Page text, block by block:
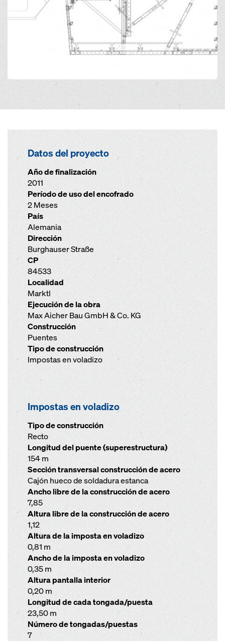
Datos del proyecto
Año de finalización
2011
Período de uso del encofrado
2 Meses
País
Alemania
Dirección
Burghauser Straße
CP
84533
Localidad
Marktl
Ejecución de la obra
Max Aicher Bau GmbH & Co. KG
Construcción
Puentes
Tipo de construcción
Impostas en voladizo
Impostas en voladizo
Tipo de construcción
Recto
Longitud del puente (superestructura)
154 m
Sección transversal construcción de acero
Cajón hueco de soldadura estanca
Ancho libre de la construcción de acero
7,85
Altura libre de la construcción de acero
1,12
Altura de la imposta en voladizo
0,81 m
Ancho de la imposta en voladizo
0,35 m
Altura pantalla interior
0,20 m
Longitud de cada tongada/puesta
23,50 m
Número de tongadas/puestas
7